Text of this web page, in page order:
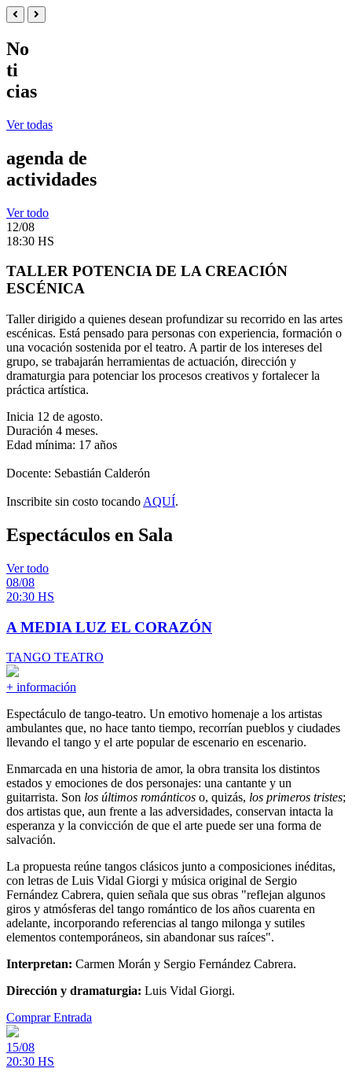
No
ti
cias
Ver todas
agenda de
actividades
Ver todo
12/08
18:30 HS
TALLER POTENCIA DE LA CREACIÓN
ESCÉNICA
Taller dirigido a quienes desean profundizar su recorrido en las artes
escénicas. Está pensado para personas con experiencia, formación o
una vocación sostenida por el teatro. A partir de los intereses del
grupo, se trabajarán herramientas de actuación, dirección y
dramaturgia para potenciar los procesos creativos y fortalecer la
práctica artística.
Inicia 12 de agosto.
Duración 4 meses.
Edad mínima: 17 años
Docente: Sebastián Calderón
Inscribite sin costo tocando AQUÍ.
Espectáculos en Sala
Ver todo
08/08
20:30 HS
A MEDIA LUZ EL CORAZÓN
TANGO TEATRO
+ información
Espectáculo de tango-teatro. Un emotivo homenaje a los artistas
ambulantes que, no hace tanto tiempo, recorrían pueblos y ciudades
llevando el tango y el arte popular de escenario en escenario.
Enmarcada en una historia de amor, la obra transita los distintos
estados y emociones de dos personajes: una cantante y un
guitarrista. Son los últimos románticos o, quizás, los primeros tristes;
dos artistas que, aun frente a las adversidades, conservan intacta la
esperanza y la convicción de que el arte puede ser una forma de
salvación.
La propuesta reúne tangos clásicos junto a composiciones inéditas,
con letras de Luis Vidal Giorgi y música original de Sergio
Fernández Cabrera, quien señala que sus obras "reflejan algunos
giros y atmósferas del tango romántico de los años cuarenta en
adelante, incorporando referencias al tango milonga y sutiles
elementos contemporáneos, sin abandonar sus raíces".
Interpretan: Carmen Morán y Sergio Fernández Cabrera.
Dirección y dramaturgia: Luis Vidal Giorgi.
Comprar Entrada
15/08
20:30 HS